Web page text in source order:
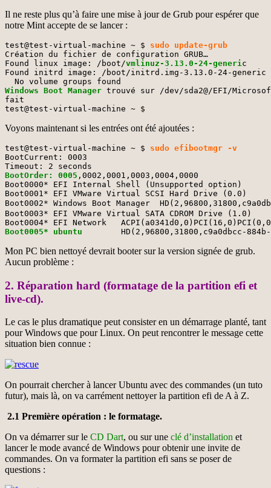
Il ne reste plus qu’à faire une mise à jour de Grub pour espérer que
notre Mint accepte de se lancer :
test@test-virtual-machine ~ $ sudo update-grub
Création du fichier de configuration GRUB…
Found linux image: /boot/vmlinuz-3.13.0-24-generi c
Found initrd image: /boot/initrd.img-3.13.0-24-generic
Windows Boot Manager trouvé sur /dev/sda2@/EFI/
fait
test@test-virtual-machine ~ $
Voyons maintenant si les entrées ont été ajoutées :
test@test-virtual-machine ~ $ sudo efibootmgr -v
BootCurrent: 0003
BootOrder: 0005 ,0002,0001,0003,0004,0000
Boot0000* EFI Internal Shell (Unsupported option)	MM(b,3efcb000,3f355fff)
Boot0001* EFI VMware Virtual SCSI Hard Drive (0.0)	ACPI(a0341d0,0)PCI(15,0)PCI(0,0)SCSI(0,0)
Boot0002* Windows Boot Manager	HD(2,96800,31800,c9a0dbcc-884b-4ab4-bd18-6fbb096f1091)File(\EFI\Microsoft\Boot\bootmgfw.efi)WINDOWS.........x...B.C.D.O.B.J.E.C.T.=.{.9.d.e.a.8.6.2.c.-.5.c.d.d.-.4.e.7.0.-.a.c.c.1.-.f.3.2.b.3.4.4.d.4.7.9.5.}...b................
Boot0003* EFI VMware Virtual SATA CDROM Drive (1.0)	ACPI(a0341d0,0)PCI(11,0)PCI(4,0)03120a00010000000000
Boot0005* ubuntu
HD(2,96800,31800,c9a0dbcc-
Mon PC bien nettoyé devrait booter sur la version signée de grub.
Aucun problème :
2. Réparation hard (formatage de la partition efi et
live-cd).
Le cas le plus dramatique peut consister en un démarrage planté, tant
pour Windows que pour Linux. On peut rencontrer le message cette
situation bien connue :
On pourrait chercher à lancer Ubuntu avec des commandes (un tuto
futur), mais là, on va carrément nettoyer la partition efi de A à Z.
2.1 Première opération : le formatage.
On va démarrer sur le CD Dart, ou sur une clé d’installation et
lancer le mode avancé de Windows pour obtenir une invite de
commandes. On va formater la partition efi sans se poser de
questions :